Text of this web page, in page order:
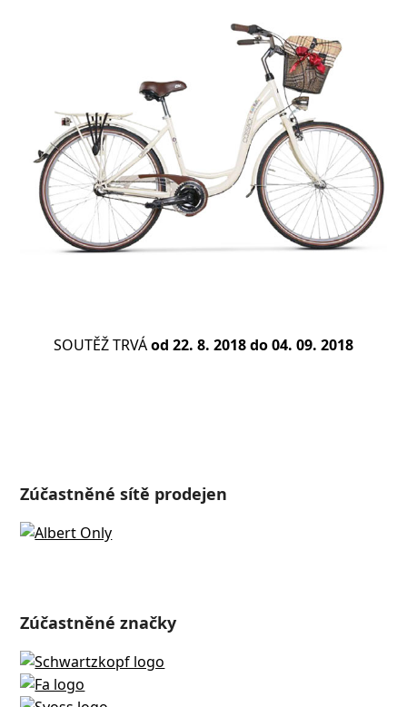
SOUTĚŽ TRVÁod 22. 8. 2018 do 04. 09. 2018
Zúčastněné sítě prodejen
Zúčastněné značky